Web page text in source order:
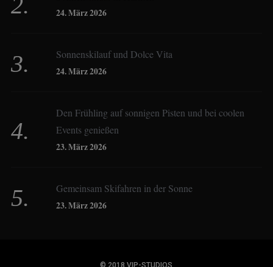
Derk Hoberg
Dominique Schroller
24. März 2026
Sonnenskilauf und Dolce Vita
24. März 2026
Den Frühling auf sonnigen Pisten und bei coolen
Events genießen
23. März 2026
Gemeinsam Skifahren in der Sonne
23. März 2026